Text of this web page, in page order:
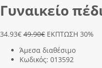
Γυναικείο
34.93€ 49.90€ ΕΚΠΤΩΣΗ 30%
Άμεσα διαθέσιμο
Κωδικός: 013592